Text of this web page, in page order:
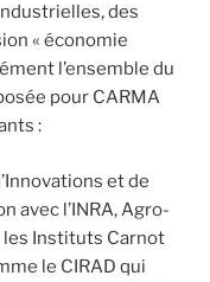
des
« économie
l’ensemble du
pour CARMA
:
et de
avec l’INRA, Agro-
les Instituts Carnot
le CIRAD qui